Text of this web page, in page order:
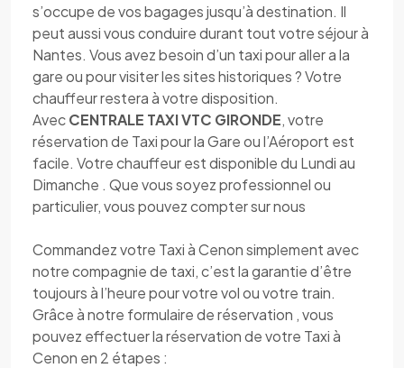
s’occupe de vos bagages jusqu’à destination. Il
peut aussi vous conduire durant tout votre séjour à
Nantes. Vous avez besoin d’un taxi pour aller a la
gare ou pour visiter les sites historiques ? Votre
chauffeur restera à votre disposition.
AvecCENTRALE TAXI VTC GIRONDE, votre
réservation de Taxi pour la Gare ou l’Aéroport est
facile. Votre chauffeur est disponible du Lundi au
Dimanche . Que vous soyez professionnel ou
particulier, vous pouvez compter sur nous
Commandez votre Taxi à Cenon simplement avec
notre compagnie de taxi, c’est la garantie d’être
toujours à l’heure pour votre vol ou votre train.
Grâce à notre formulaire de réservation , vous
pouvez effectuer la réservation de votre Taxi à
Cenon en 2 étapes :